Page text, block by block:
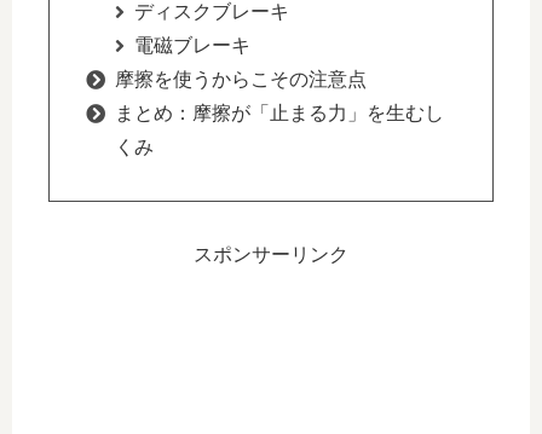
ディスクブレーキ
電磁ブレーキ
摩擦を使うからこその注意点
まとめ：摩擦が「止まる力」を生むし
くみ
スポンサーリンク